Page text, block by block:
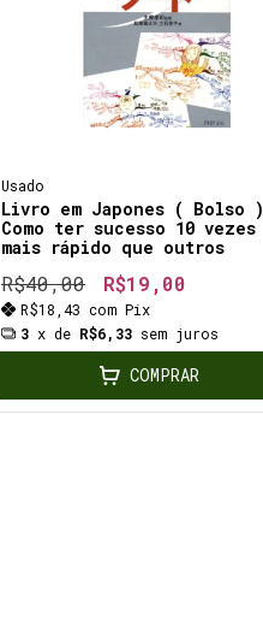
Usado
Livro em Japones ( Bolso )
Como ter sucesso 10 vezes
mais rápido que outros
R$40,00 R$19,00
R$18,43 com Pix
3 x de R$6,33 sem juros
COMPRAR